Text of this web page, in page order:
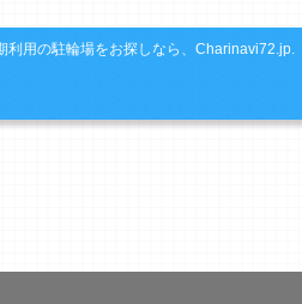
利用の駐輪場をお探しなら、Charinavi72.jp.